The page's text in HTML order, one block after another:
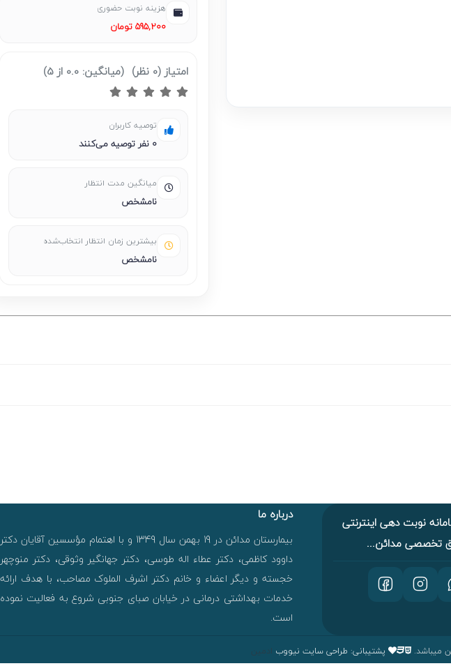
هزینه نوبت حضوری
595,200 تومان
امتیاز (0 نظر) (میانگین: 0.0 از 5)
توصیه کاربران
0 نفر توصیه می‌کنند
میانگین مدت انتظار
نامشخص
بیشترین زمان انتظار انتخاب‌شده
نامشخص
نوبت دهی اینترنتی
تخصصی مدائن...
درباره ما
بیمارستان مدائن در 19 بهمن سال 1349 و با اهتمام مؤسسین آقایان دکتر
داوود کاظمی، دکتر عطاء اله طوسی، دکتر جهانگیر وثوقی، دکتر منوچهر
خجسته و دیگر اعضاء و خانم دکتر اشرف الملوک مصاحب، با هدف ارائه
خدمات بهداشتی درمانی در خیابان صبای جنوبی شروع به فعالیت نموده
است.
میباشد. پشتیبانی: طراحی سایت نیووب ادمین